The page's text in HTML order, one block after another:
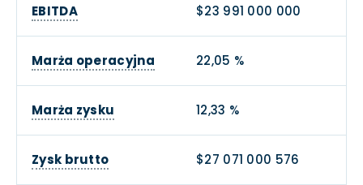
EBITDA $23 991 000 000
Marża operacyjna 22,05 %
Marża zysku 12,33 %
Zysk brutto $27 071 000 576